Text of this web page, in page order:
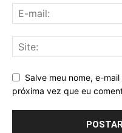
Salve meu nome, e-
próxima vez que eu